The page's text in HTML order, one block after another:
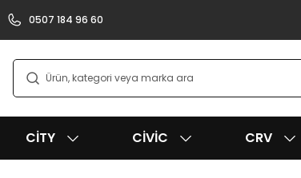
0507 184 96 60
CITY CIVIC CRV